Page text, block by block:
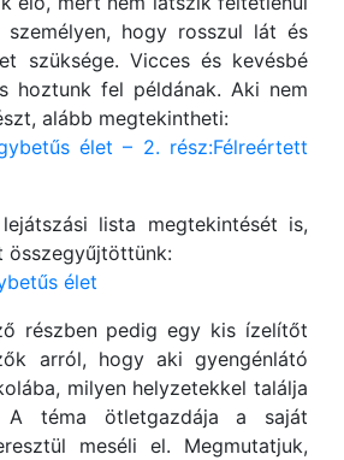
személyen, hogy rosszul lát és
szüksége. Vicces és kevésbé
hoztunk fel példának. Aki nem
alább megtekintheti:
élet – 2. rész:Félreértett
lista megtekintését is,
összegyűjtöttünk:
élet
részben pedig egy kis ízelítőt
arról, hogy aki gyengénlátó
milyen helyzetekkel találja
A téma ötletgazdája a saját
meséli el. Megmutatjuk,